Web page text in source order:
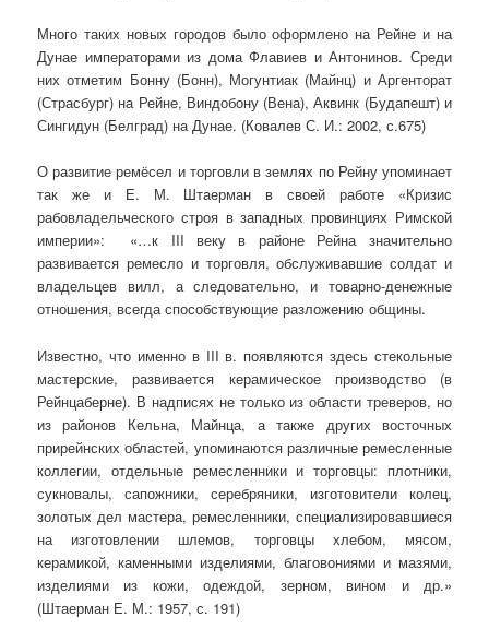
Много таких новых городов было оформлено на Рейне и на
Дунае им­ператорами из дома Флавиев и Антонинов. Среди
них отметим Бонну (Бонн), Могунтиак (Майнц) и Аргенторат
(Страсбург) на Рейне, Виндобону (Вена), Аквинк (Будапешт) и
Сингидун (Белград) на Дунае. (Ковалев С. И.: 2002, с.675)
О развитие ремёсел и торговли в землях по Рейну упоминает
так же и Е. М. Штаерман в своей работе «Кризис
рабовладельческого строя в западных провинциях Римской
империи»: «…к III веку в районе Рейна значительно
развивается ремесло и торговля, обслуживавшие солдат и
владельцев вилл, а следовательно, и товарно-денежные
отношения, всегда способствую­щие разложению общины.
Известно, что именно в III в. появляются здесь стекольные
мастерские, развивается керамическое производство (в
Рейнцаберне). В надписях не только из области треверов, но
из районов Кельна, Майнца, а также других восточных
прирейнских областей, упоминаются различные ремесленные
коллегии, отдельные ремесленники и торговцы: плотники,
сукновалы, сапожники, серебряники, изготовители колец,
золотых дел мастера, ремесленники, специализировавшиеся
на изготовлении шлемов, торговцы хлебом, мясом,
керамикой, каменными из­делиями, благовониями и мазями,
изделиями из кожи, одеждой, зерном, вином и др.»
(Штаерман Е. М.: 1957, с. 191)